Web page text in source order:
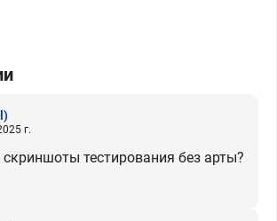
г.
тестирования без арты?